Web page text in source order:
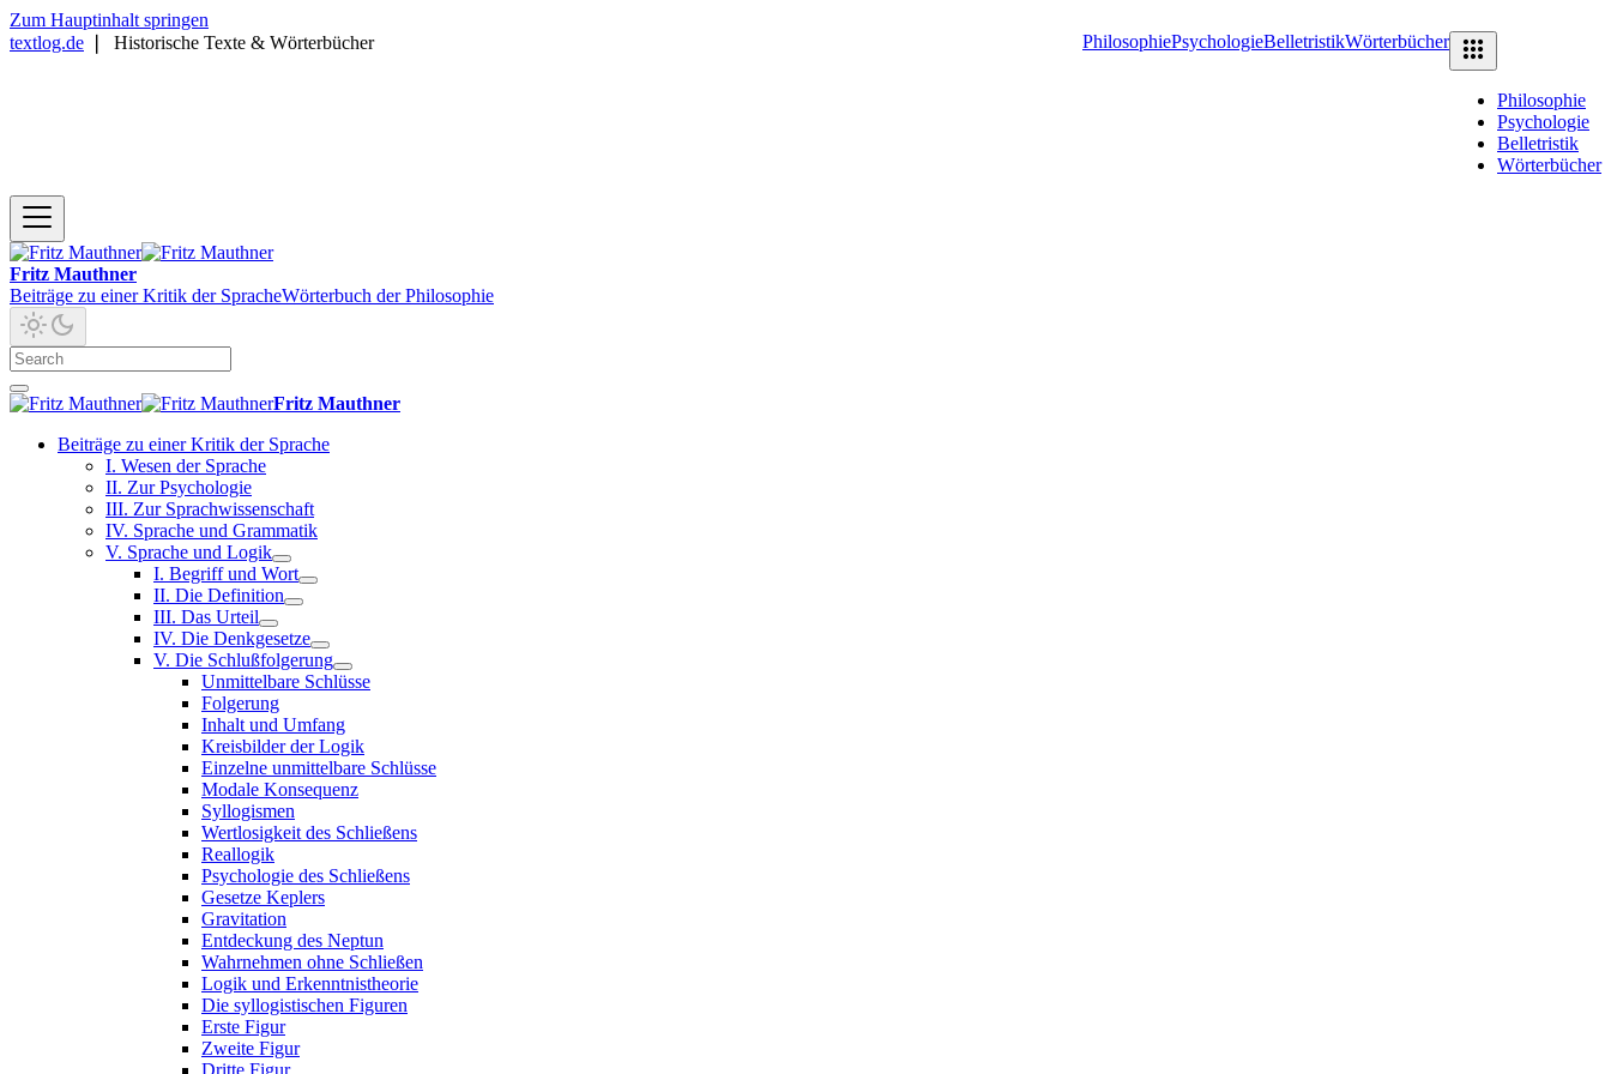
Zum Hauptinhalt springen
textlog.de
Historische Texte & Wörterbücher PhilosophiePsychologieBelletristikWörterbücher
Philosophie
Psychologie
Belletristik
Wörterbücher
Fritz Mauthner
Beiträge zu einer Kritik der SpracheWörterbuch der Philosophie
Fritz Mauthner
Beiträge zu einer Kritik der Sprache
I. Wesen der Sprache
II. Zur Psychologie
III. Zur Sprachwissenschaft
IV. Sprache und Grammatik
V. Sprache und Logik
I. Begriff und Wort
II. Die Definition
III. Das Urteil
IV. Die Denkgesetze
V. Die Schlußfolgerung
Unmittelbare Schlüsse
Folgerung
Inhalt und Umfang
Kreisbilder der Logik
Einzelne unmittelbare Schlüsse
Modale Konsequenz
Syllogismen
Wertlosigkeit des Schließens
Reallogik
Psychologie des Schließens
Gesetze Keplers
Gravitation
Entdeckung des Neptun
Wahrnehmen ohne Schließen
Logik und Erkenntnistheorie
Die syllogistischen Figuren
Erste Figur
Zweite Figur
Dritte Figur